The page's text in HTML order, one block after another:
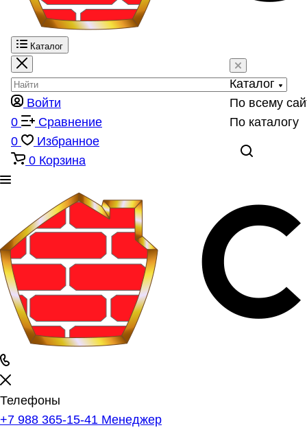
Каталог
Каталог
По всему
По каталогу
Войти
0
Сравнение
0
Избранное
0 Корзина
Телефоны
+7 988 365-15-41 Менеджер